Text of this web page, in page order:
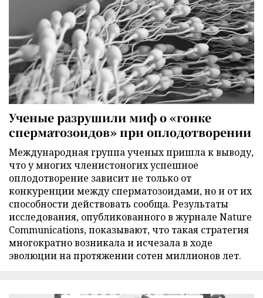
Ученые разрушили миф о «гонке
сперматозоидов» при оплодотворении
Международная группа ученых пришла к выводу,
что у многих членистоногих успешное
оплодотворение зависит не только от
конкуренции между сперматозоидами, но и от их
способности действовать сообща. Результаты
исследования, опубликованного в журнале Nature
Communications, показывают, что такая стратегия
многократно возникала и исчезала в ходе
эволюции на протяжении сотен миллионов лет.